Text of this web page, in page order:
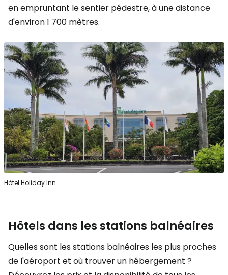
en empruntant le sentier pédestre, à une distance
d'environ 1 700 mètres.
Hôtel Holiday Inn
Hôtels dans les stations balnéaires
Quelles sont les stations balnéaires les plus proches
de l'aéroport et où trouver un hébergement ?